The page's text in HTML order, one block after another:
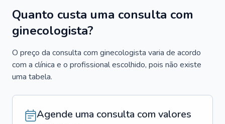
Quanto custa uma consulta com
ginecologista?
O preço da consulta com ginecologista varia de acordo
com a clínica e o profissional escolhido, pois não existe
uma tabela.
Agende uma consulta com valores